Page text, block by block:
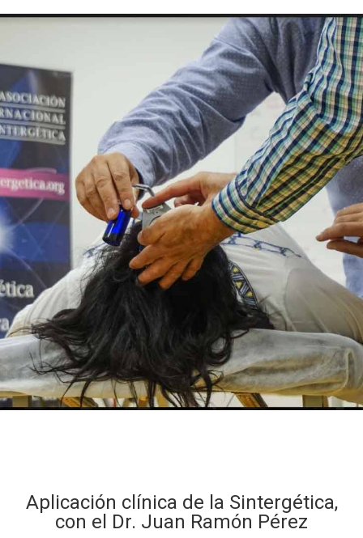
Inicio
¿Qué te ofrecemos?
Empresas colaboradoras
¡Contacta!
Próximas actividades
Cursos
Aplicación clínica de la Sintergética,
con el Dr. Juan Ramón Pérez